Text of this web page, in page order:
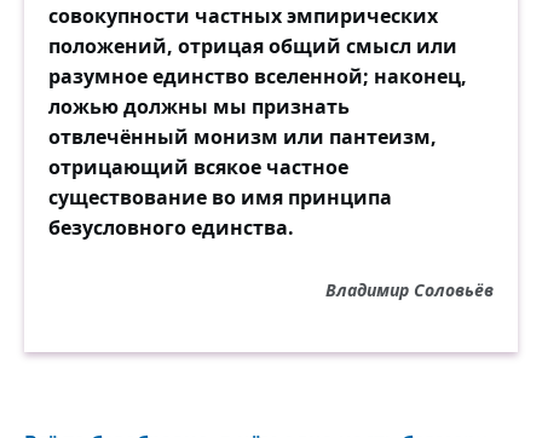
совокупности частных эмпирических
положений, отрицая общий смысл или
разумное единство вселенной; наконец,
ложью должны мы признать
отвлечённый монизм или пантеизм,
отрицающий всякое частное
существование во имя принципа
безусловного единства.
Владимир Соловьёв